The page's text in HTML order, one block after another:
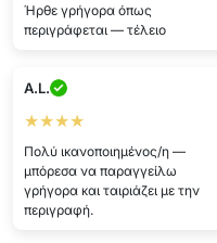
Ήρθε γρήγορα όπως
περιγράφεται — τέλειο
A.L.
★★★★
Πολύ ικανοποιημένος/η —
μπόρεσα να παραγγείλω
γρήγορα και ταιριάζει με την
περιγραφή.